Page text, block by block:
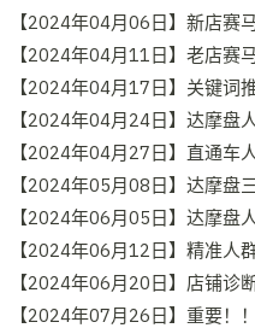
【2024年04月06日】新店赛
【2024年04月11日】老店赛
【2024年04月17日】关键词
【2024年04月24日】达摩盘
【2024年04月27日】直通
【2024年05月08日】达摩盘
【2024年06月05日】达摩盘
【2024年06月12日】精准人
【2024年06月20日】店铺诊
【2024年07月26日】重要！